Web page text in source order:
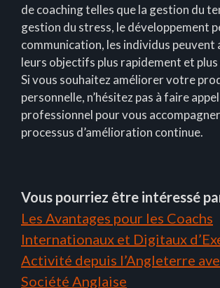
de coaching telles que la gestion du
gestion du stress, le développement
communication, les individus
leurs objectifs plus rapidement et
Si vous souhaitez améliorer votre
personnelle, n’hésitez pas à faire
professionnel pour vous
processus d’amélioration continue.
Vous pourriez être intéressé
Les Avantages pour les Coachs
Internationaux et Digitaux
Activité depuis l’Angleterre
Société Anglaise